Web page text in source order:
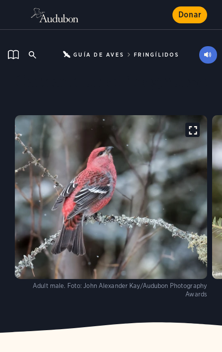
Donar
GUÍA DE AVES FRINGÍLIDOS
Adult male. Foto: John Alexander Kay/Audubon Photography
Awards